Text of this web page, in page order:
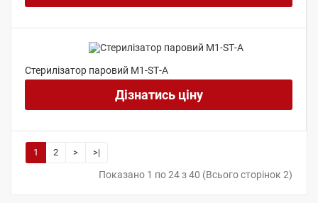
Стерилізатор паровий М1-SТ-A
Дізнатись ціну
1 2 > >|
Показано 1 по 24 з 40 (Всього сторінок 2)